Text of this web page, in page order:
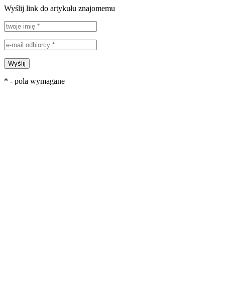
Wyślij link do artykułu znajomemu
Wyślij
* - pola wymagane